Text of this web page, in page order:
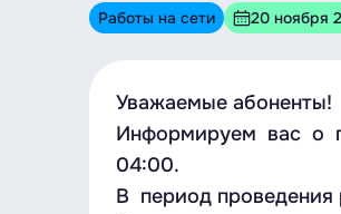
Работы на сети 20 ноября
Уважаемые абоненты!
Информируем вас о
04:00.
В период проведения